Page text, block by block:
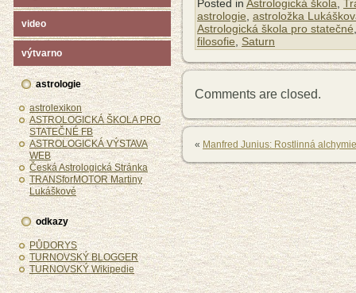
video
výtvarno
astrologie
astrolexikon
ASTROLOGICKÁ ŠKOLA PRO
STATEČNÉ FB
ASTROLOGICKÁ VÝSTAVA
WEB
Česká Astrologická Stránka
TRANSforMOTOR Martiny
Lukáškové
odkazy
PŮDORYS
TURNOVSKÝ BLOGGER
TURNOVSKÝ Wikipedie
Posted in Astrologická škola
astrologie astroložka
Astrologická škola pro statečné
filosofie
Saturn
Comments are closed.
« Manfred Junius: Rostlinná alchymie